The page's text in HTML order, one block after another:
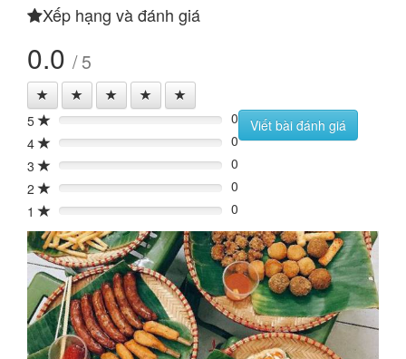
Xếp hạng và đánh giá
0.0 / 5
5 0%
0
4
0%
0
3
0%
0
2
0%
0
1
0% 0
Viết bài đánh giá